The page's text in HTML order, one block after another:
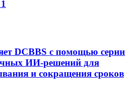
DCBBS с помощью серии
ИИ-решений для
и сокращения сроков